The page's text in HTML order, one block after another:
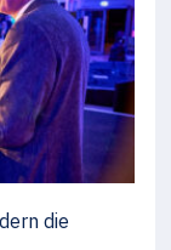
die